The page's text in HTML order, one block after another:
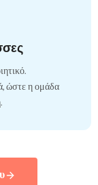
ώστε η ομάδα